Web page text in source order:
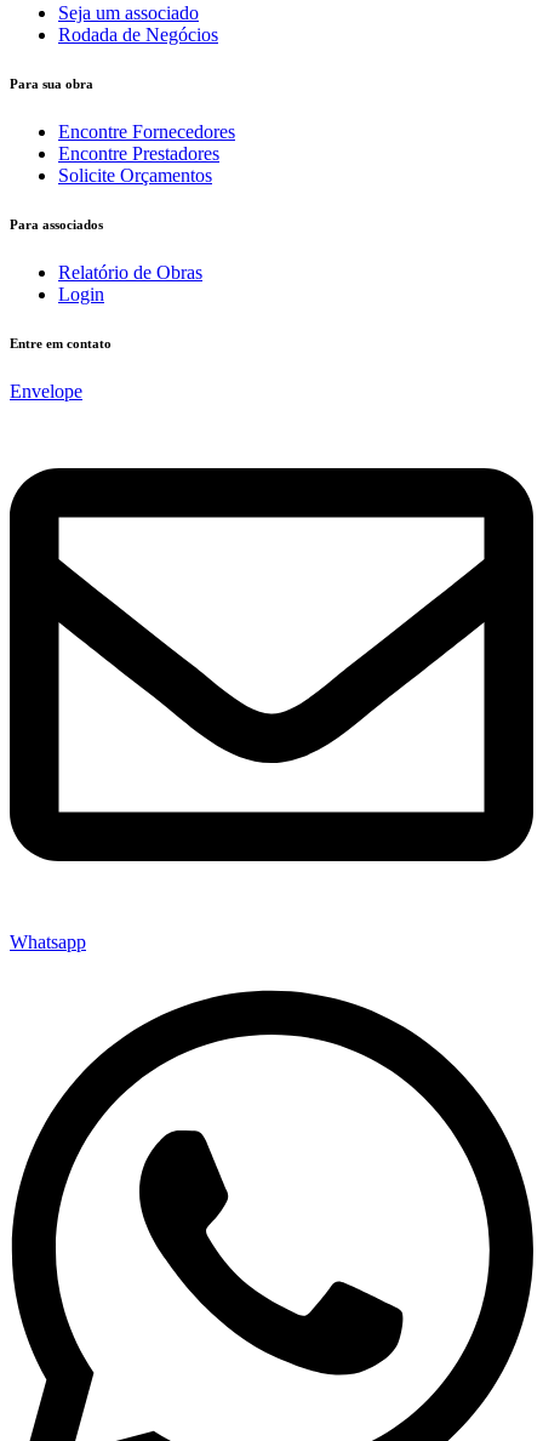
Seja um associado
Rodada de Negócios
Para sua obra
Encontre Fornecedores
Encontre Prestadores
Solicite Orçamentos
Para associados
Relatório de Obras
Login
Entre em contato
Envelope
Whatsapp